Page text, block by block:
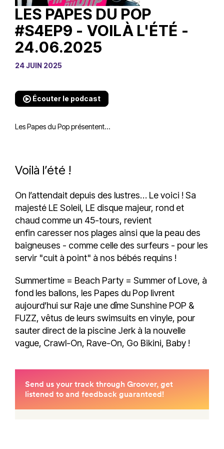
LES PAPES DU POP
#S4EP9 - VOILÀ L'ÉTÉ -
24.06.2025
24 JUIN 2025
Écouter le podcast
Les Papes du Pop présentent…
Voilà l’été !
On l’attendait depuis des lustres… Le voici ! Sa
majesté LE Soleil, LE disque majeur, rond et
chaud comme un 45-tours, revient
enfin caresser nos plages ainsi que la peau des
baigneuses - comme celle des surfeurs - pour les
servir "cuit à point" à nos bébés requins !
Summertime = Beach Party = Summer of Love, à
fond les ballons, les Papes du Pop livrent
aujourd’hui sur Raje une dîme Sunshine POP &
FUZZ, vêtus de leurs swimsuits en vinyle, pour
sauter direct de la piscine Jerk à la nouvelle
vague, Crawl-On, Rave-On, Go Bikini, Baby !